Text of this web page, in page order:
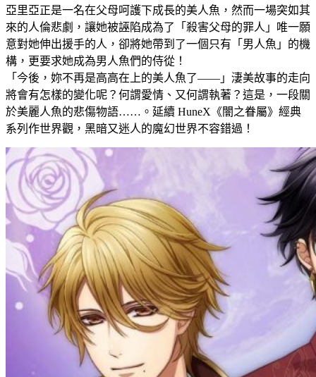
亞里亞正是一名在父母呵護下成長的美人魚，然而一場突如其
來的人倫悲劇，讓她被誣陷成為了「殺害父母的罪人」唯一願
意對她伸出援手的人，卻將她帶到了一個只有「男人魚」的機
構，更要求她成為男人魚們的侍從！
「今後，妳不再是高高在上的美人魚了——」淒美故事的走向
將會有怎樣的變化呢？何謂愛情、又何謂執著？這是，一段關
於美麗人魚的悲傷物語……。延續 HuneX《闇之眷屬》經典
系列作世界觀，黑暗又迷人的魔幻世界不容錯過！